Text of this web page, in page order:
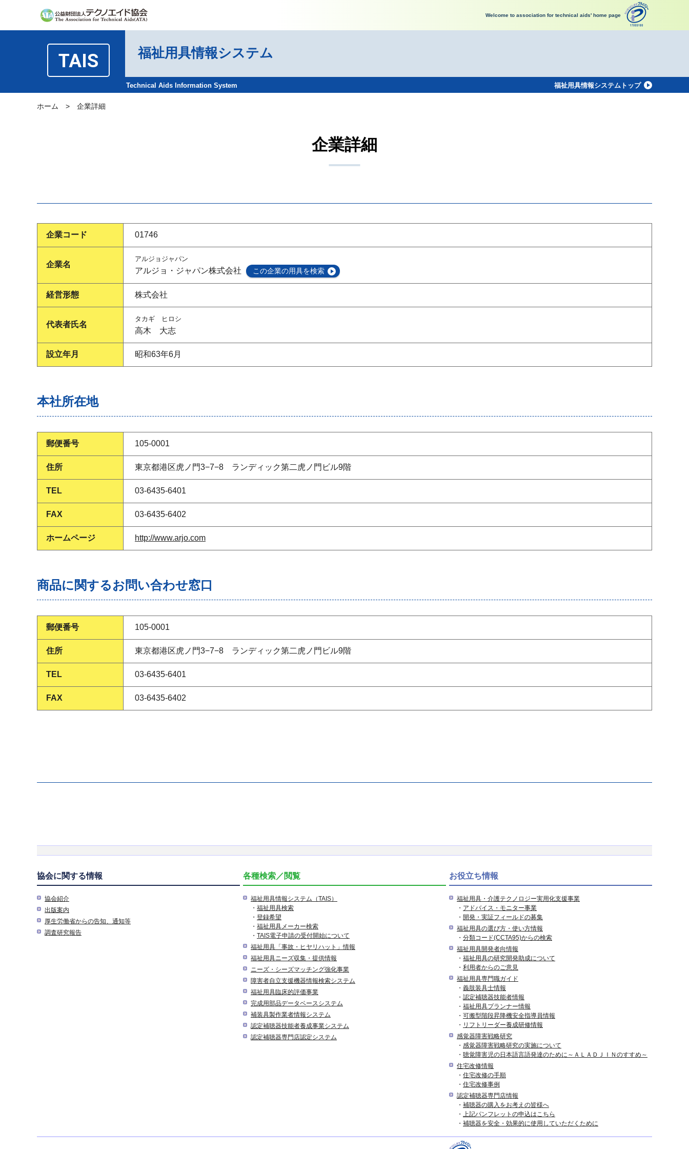
Welcome to association for technical aids' home page
TAIS 福祉用具情報システム
Technical Aids Information System 福祉用具情報システムトップ
ホーム > 企業詳細
企業詳細
企業コード 01746
企業名
アルジョジャパン
アルジョ・ジャパン株式会社 この企業の用具を検索
経営形態 株式会社
代表者氏名
タカギ ヒロシ
高木 大志
設立年月 昭和63年6月
本社所在地
郵便番号 105-0001
住所 東京都港区虎ノ門3−7−8 ランディック第二虎ノ門ビル9階
TEL 03-6435-6401
FAX 03-6435-6402
ホームページ http://www.arjo.com
商品に関するお問い合わせ窓口
郵便番号 105-0001
住所 東京都港区虎ノ門3−7−8 ランディック第二虎ノ門ビル9階
TEL 03-6435-6401
FAX 03-6435-6402
協会に関する情報
協会紹介
出版案内
厚生労働省からの告知、通知等
調査研究報告
各種検索／閲覧
福祉用具情報システム（TAIS）
・ 福祉用具検索
・ 登録希望
・ 福祉用具メーカー検索
・ TAIS電子申請の受付開始について
福祉用具「事故・ヒヤリハット」情報
福祉用具ニーズ収集・提供情報
ニーズ・シーズマッチング強化事業
障害者自立支援機器情報検索システム
福祉用具臨床的評価事業
完成用部品データベースシステム
補装具製作業者情報システム
認定補聴器技能者養成事業システム
認定補聴器専門店認定システム
お役立ち情報
福祉用具・介護テクノロジー実用化支援事業
・ アドバイス・モニター事業
・ 開発・実証フィールドの募集
福祉用具の選び方・使い方情報
・ 分類コード(CCTA95)からの検索
福祉用具開発者向情報
・ 福祉用具の研究開発助成について
・ 利用者からのご意見
福祉用具専門職ガイド
・ 義肢装具士情報
・ 認定補聴器技能者情報
・ 福祉用具プランナー情報
・ 可搬型階段昇降機安全指導員情報
・ リフトリーダー養成研修情報
感覚器障害戦略研究
・ 感覚器障害戦略研究の実施について
・ 聴覚障害児の日本語言語発達のために～ＡＬＡＤＪＩＮのすすめ～
住宅改修情報
・ 住宅改修の手順
・ 住宅改修事例
認定補聴器専門店情報
・ 補聴器の購入をお考えの皆様へ
・ 上記パンフレットの申込はこちら
・ 補聴器を安全・効果的に使用していただくために